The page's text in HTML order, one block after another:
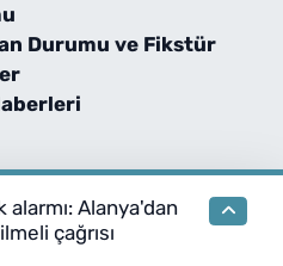
Durumu ve Fikstür
alarmı: Alanya'dan
çağrısı